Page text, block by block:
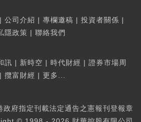
| 公司介紹 | 專欄邀稿 | 投資者關係 |
隱政策 | 聯絡我們
訊 | 新時空 | 時代財經 | 證券市場周
| 攬富財經 | 更多...
政府指定刊載法定通告之憲報刊登報章